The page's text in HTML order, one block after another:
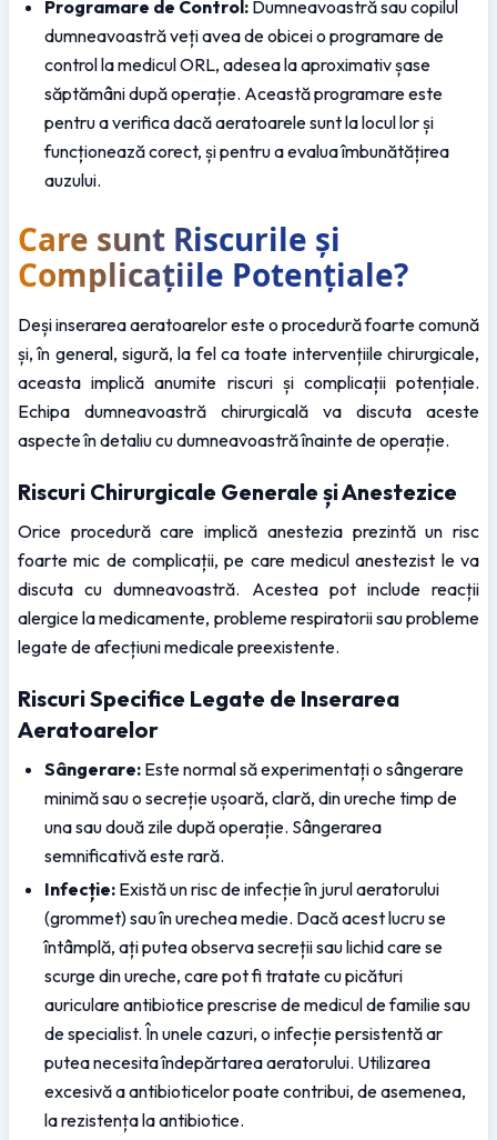
Programare de Control: Dumneavoastră sau copilul
dumneavoastră veți avea de obicei o programare de
control la medicul ORL, adesea la aproximativ șase
săptămâni după operație. Această programare este
pentru a verifica dacă aeratoarele sunt la locul lor și
funcționează corect, și pentru a evalua îmbunătățirea
auzului.
Care sunt Riscurile și
Complicațiile Potențiale?
Deși inserarea aeratoarelor este o procedură foarte comună
și, în general, sigură, la fel ca toate intervențiile chirurgicale,
aceasta implică anumite riscuri și complicații potențiale.
Echipa dumneavoastră chirurgicală va discuta aceste
aspecte în detaliu cu dumneavoastră înainte de operație.
Riscuri Chirurgicale Generale și Anestezice
Orice procedură care implică anestezia prezintă un risc
foarte mic de complicații, pe care medicul anestezist le va
discuta cu dumneavoastră. Acestea pot include reacții
alergice la medicamente, probleme respiratorii sau probleme
legate de afecțiuni medicale preexistente.
Riscuri Specifice Legate de Inserarea
Aeratoarelor
Sângerare: Este normal să experimentați o sângerare
minimă sau o secreție ușoară, clară, din ureche timp de
una sau două zile după operație. Sângerarea
semnificativă este rară.
Infecție: Există un risc de infecție în jurul aeratorului
(grommet) sau în urechea medie. Dacă acest lucru se
întâmplă, ați putea observa secreții sau lichid care se
scurge din ureche, care pot fi tratate cu picături
auriculare antibiotice prescrise de medicul de familie sau
de specialist. În unele cazuri, o infecție persistentă ar
putea necesita îndepărtarea aeratorului. Utilizarea
excesivă a antibioticelor poate contribui, de asemenea,
la rezistența la antibiotice.